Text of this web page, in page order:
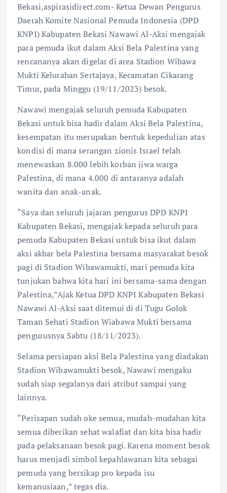
Bekasi,aspirasidirect.com- Ketua Dewan Pengurus
Daerah Komite Nasional Pemuda Indonesia (DPD
KNPI) Kabupaten Bekasi Nawawi Al-Aksi mengajak
para pemuda ikut dalam Aksi Bela Palestina yang
rencananya akan digelar di area Stadion Wibawa
Mukti Kelurahan Sertajaya, Kecamatan Cikarang
Timur, pada Minggu (19/11/2023) besok.
Nawawi mengajak seluruh pemuda Kabupaten
Bekasi untuk bisa hadir dalam Aksi Bela Palestina,
kesempatan itu merupakan bentuk kepedulian atas
kondisi di mana serangan zionis Israel telah
menewaskan 8.000 lebih korban jiwa warga
Palestina, di mana 4.000 di antaranya adalah
wanita dan anak-anak.
“Saya dan seluruh jajaran pengurus DPD KNPI
Kabupaten Bekasi, mengajak kepada seluruh para
pemuda Kabupaten Bekasi untuk bisa ikut dalam
aksi akbar bela Palestina bersama masyarakat besok
pagi di Stadion Wibawamukti, mari pemuda kita
tunjukan bahwa kita hari ini bersama-sama dengan
Palestina,”Ajak Ketua DPD KNPI Kabupaten Bekasi
Nawawi Al-Aksi saat ditemui di di Tugu Golok
Taman Sehati Stadion Wiabawa Mukti bersama
pengurusnya Sabtu (18/11/2023).
Selama persiapan aksi Bela Palestina yang diadakan
Stadion Wibawamukti besok, Nawawi mengaku
sudah siap segalanya dari atribut sampai yang
lainnya.
“Perisapan sudah oke semua, mudah-mudahan kita
semua diberikan sehat walafiat dan kita bisa hadir
pada pelaksanaan besok pagi. Karena moment besok
harus menjadi simbol kepahlawanan kita sebagai
pemuda yang bersikap pro kepada isu
kemanusiaan,” tegas dia.